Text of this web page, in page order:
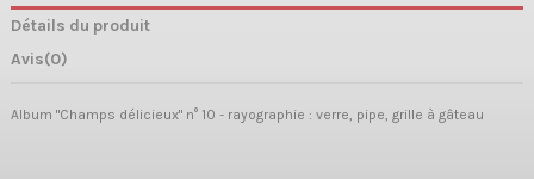
Détails du produit
Avis(0)
Album "Champs délicieux" n° 10 - rayographie : verre, pipe, grille à gâteau